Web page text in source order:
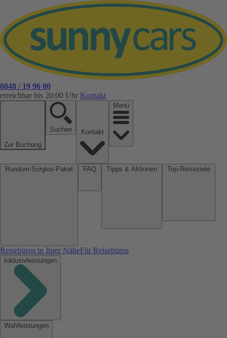
0848 / 19 96 00
erreichbar bis 20:00 Uhr Kontakt
Zur Buchung
Suchen
Menü
Reisebüros in Ihrer NäheFür Reisebüros
Inklusivleistungen
Wahlleistungen